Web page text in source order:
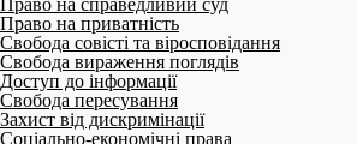
Право на справедливий суд
Право на приватність
Свобода совісті та віросповідання
Свобода вираження поглядів
Доступ до інформації
Свобода пересування
Захист від дискримінації
Соціально-економічні права